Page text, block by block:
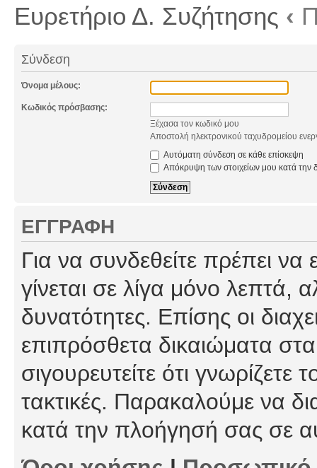
Ευρετήριο Δ. Συζήτησης ‹
Σύνδεση
Όνομα μέλους:
Κωδικός πρόσβασης:
Ξέχασα τον κωδικό μου
Αποστολή ηλεκτρονικού ταχυδρομείου
Αυτόματη σύνδεση σε κάθε επίσκεψη
Απόκρυψη των στοιχείων μου κατά την
ΕΓΓΡΑΦΉ
Για να συνδεθείτε πρέπει
γίνεται σε λίγα μόνο λεπτά,
δυνατότητες. Επίσης οι
επιπρόσθετα δικαιώματα
σιγουρευτείτε ότι γνωρίζετε
τακτικές. Παρακαλούμε να
κατά την πλοήγησή σας σε